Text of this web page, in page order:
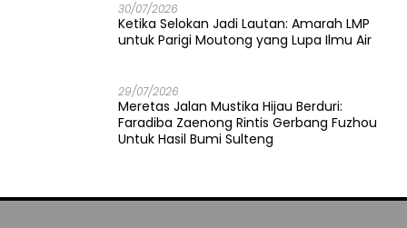
30/07/2026
Ketika Selokan Jadi Lautan: Amarah LMP
untuk Parigi Moutong yang Lupa Ilmu Air
29/07/2026
Meretas Jalan Mustika Hijau Berduri:
Faradiba Zaenong Rintis Gerbang Fuzhou
Untuk Hasil Bumi Sulteng